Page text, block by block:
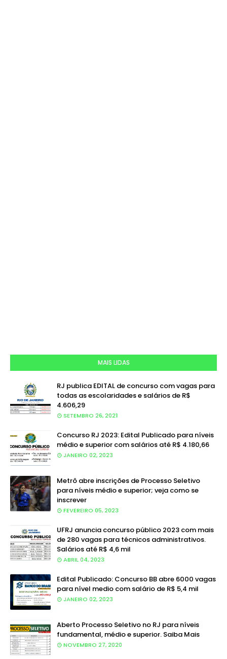
MAIS LIDAS
RJ publica EDITAL de concurso com vagas para
todas as escolaridades e salários de R$
4.606,29
SETEMBRO 26, 2021
Concurso RJ 2023: Edital Publicado para níveis
médio e superior com salários até R$ 4.180,66
JANEIRO 02, 2023
Metrô abre inscrições de Processo Seletivo
para níveis médio e superior; veja como se
inscrever
FEVEREIRO 05, 2023
UFRJ anuncia concurso público 2023 com mais
de 280 vagas para técnicos administrativos.
Salários até R$ 4,6 mil
ABRIL 04, 2023
Edital Publicado: Concurso BB abre 6000 vagas
para nível medio com salário de R$ 5,4 mil
JANEIRO 02, 2023
Aberto Processo Seletivo no RJ para níveis
fundamental, médio e superior. Saiba Mais
NOVEMBRO 27, 2020